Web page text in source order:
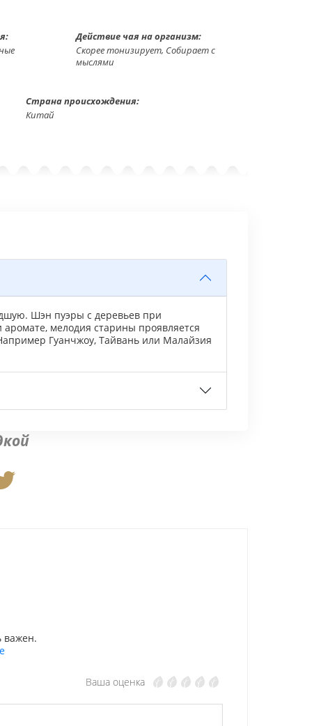
Действие чая на организм:
Скорее тонизирует, Собирает с
мыслями
Страна происхождения:
Китай
Шэн пуэры с деревьев при
мелодия старины проявляется
Гуанчжоу, Тайвань или Малайзия
важен.
Ваша оценка